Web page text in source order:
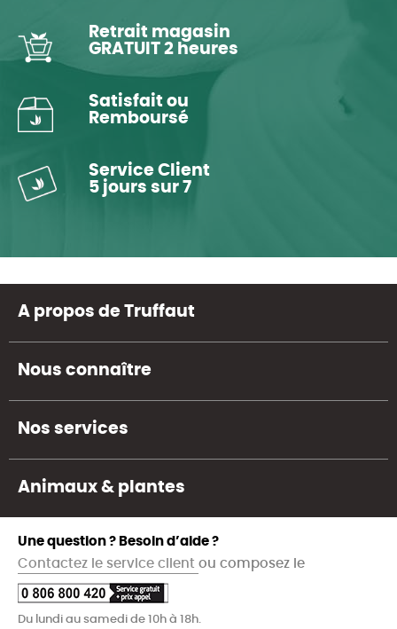
Retrait magasin
GRATUIT 2 heures
Satisfait ou
Remboursé
Service Client
5 jours sur 7
A propos de Truffaut
Nous connaître
Nos services
Animaux & plantes
Une question ? Besoin d’aide ?
Contactez le service client ou composez le
Du lundi au samedi de 10h à 18h.